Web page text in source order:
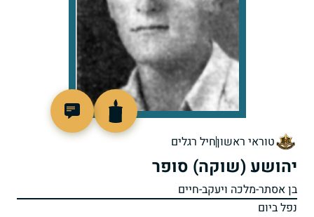
טוראי ראשוןחיל רגלים
יהושע (שוקה) סופר
בן אסתר-מלכה ויעקב-חיים
נפל ביום